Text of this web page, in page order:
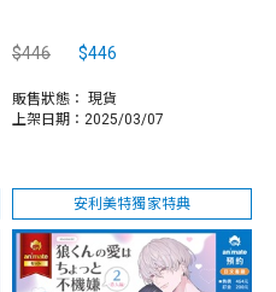
$446 $446
販售狀態： 現貨
上架日期：2025/03/07
安利美特獨家特典